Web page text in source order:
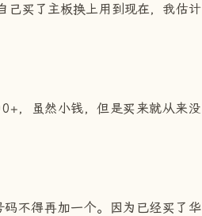
己买了主板换上用到现在，我估计
，虽然小钱，但是买来就从来没
不得再加一个。因为已经买了华